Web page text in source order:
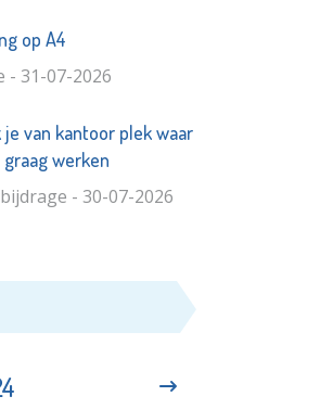
op A4
- 31-07-2026
je van kantoor plek waar
werken
- 30-07-2026